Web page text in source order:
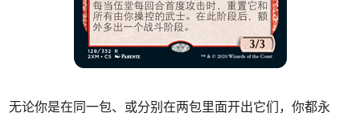
无论你是在同一包、或分别在两包里面开出它们，你都永